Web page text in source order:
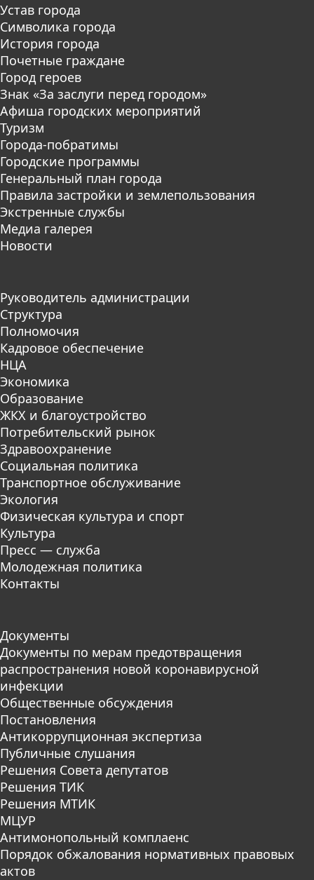
Устав города
Символика города
История города
Почетные граждане
Город героев
Знак «За заслуги перед городом»
Афиша городских мероприятий
Туризм
Города-побратимы
Городские программы
Генеральный план города
Правила застройки и землепользования
Экстренные службы
Медиа галерея
Новости
Руководитель администрации
Структура
Полномочия
Кадровое обеспечение
НЦА
Экономика
Образование
ЖКХ и благоустройство
Потребительский рынок
Здравоохранение
Социальная политика
Транспортное обслуживание
Экология
Физическая культура и спорт
Культура
Пресс — служба
Молодежная политика
Контакты
Документы
Документы по мерам предотвращения
распространения новой коронавирусной
инфекции
Общественные обсуждения
Постановления
Антикоррупционная экспертиза
Публичные слушания
Решения Совета депутатов
Решения ТИК
Решения МТИК
МЦУР
Антимонопольный комплаенс
Порядок обжалования нормативных правовых
актов